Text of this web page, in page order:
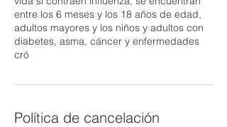
entre los 6 meses y los 18 años de edad,
adultos mayores y los niños y adultos con
diabetes, asma, cáncer y enfermedades
cró
Política de cancelación